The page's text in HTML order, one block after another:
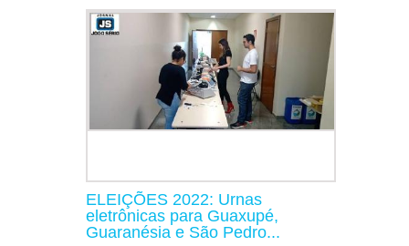
ELEIÇÕES 2022: Urnas
eletrônicas para Guaxupé,
Guaranésia e São Pedro...